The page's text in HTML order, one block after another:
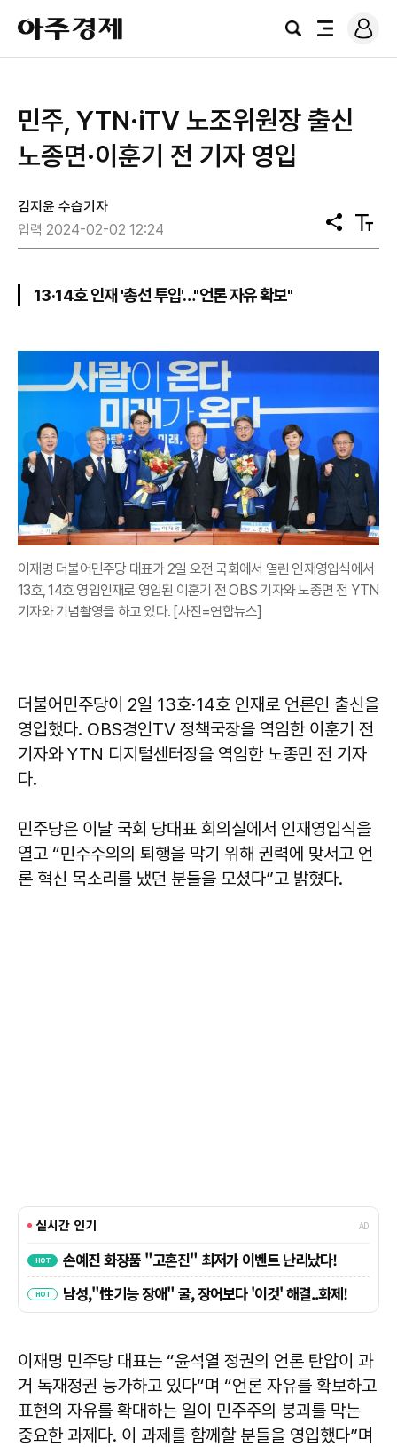
아
주
경
검
전
로
그
민주, YTN·iTV 노조위원장 출신
노종면·이훈기 전 기자 영입
김지윤 수습기자
입력 2024-02-02 12:24
공
유
텍
스
13·14호 인재 '총선 투입'…"언론 자유 확보"
이재명 더불어민주당 대표가 2일 오전 국회에서 열린 인재영입식에서
13호, 14호 영입인재로 영입된 이훈기 전 OBS 기자와 노종면 전 YTN
기자와 기념촬영을 하고 있다. [사진=연합뉴스]
더불어민주당이 2일 13호·14호 인재로 언론인 출신을
영입했다. OBS경인TV 정책국장을 역임한 이훈기 전
기자와 YTN 디지털센터장을 역임한 노종민 전 기자
다.
민주당은 이날 국회 당대표 회의실에서 인재영입식을
열고 “민주주의의 퇴행을 막기 위해 권력에 맞서고 언
론 혁신 목소리를 냈던 분들을 모셨다”고 밝혔다.
이재명 민주당 대표는 “윤석열 정권의 언론 탄압이 과
거 독재정권 능가하고 있다“며 “언론 자유를 확보하고
표현의 자유를 확대하는 일이 민주주의 붕괴를 막는
중요한 과제다. 이 과제를 함께할 분들을 영입했다”며